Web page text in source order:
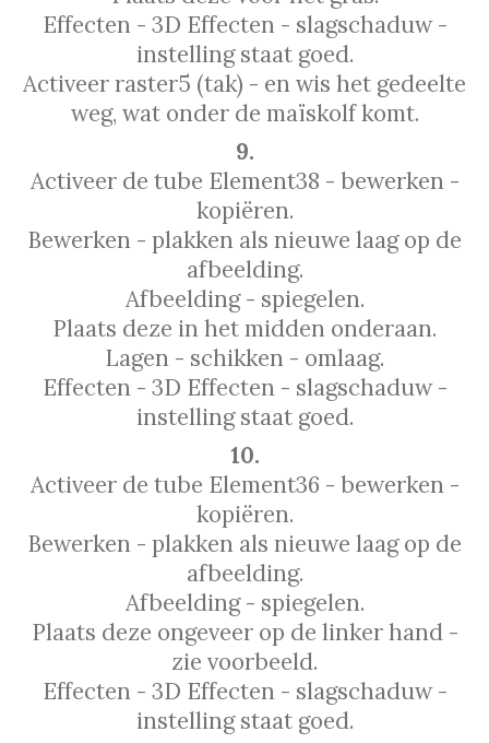
Effecten - 3D Effecten - slagschaduw -
instelling staat goed.
Activeer raster5 (tak) - en wis het gedeelte
weg, wat onder de maïskolf komt.
9.
Activeer de tube Element38 - bewerken -
kopiëren.
Bewerken - plakken als nieuwe laag op de
afbeelding.
Afbeelding - spiegelen.
Plaats deze in het midden onderaan.
Lagen - schikken - omlaag.
Effecten - 3D Effecten - slagschaduw -
instelling staat goed.
10.
Activeer de tube Element36 - bewerken -
kopiëren.
Bewerken - plakken als nieuwe laag op de
afbeelding.
Afbeelding - spiegelen.
Plaats deze ongeveer op de linker hand -
zie voorbeeld.
Effecten - 3D Effecten - slagschaduw -
instelling staat goed.